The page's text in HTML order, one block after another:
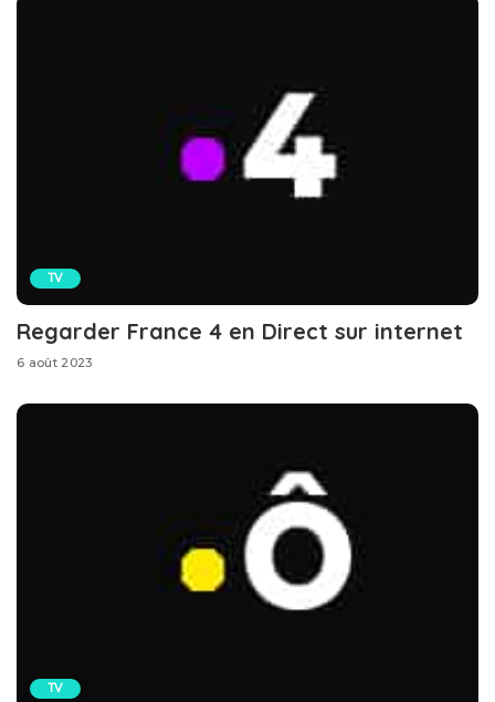
TV
Regarder France 4 en Direct sur internet
6 août 2023
TV